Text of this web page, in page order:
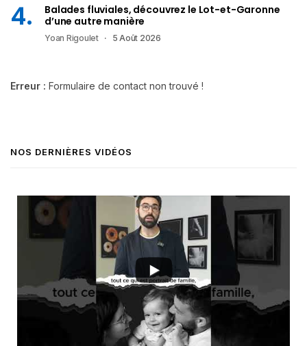
Balades fluviales, découvrez le Lot-et-Garonne
d’une autre manière
Yoan Rigoulet 5 Août 2026
Erreur : Formulaire de contact non trouvé !
NOS DERNIÈRES VIDÉOS